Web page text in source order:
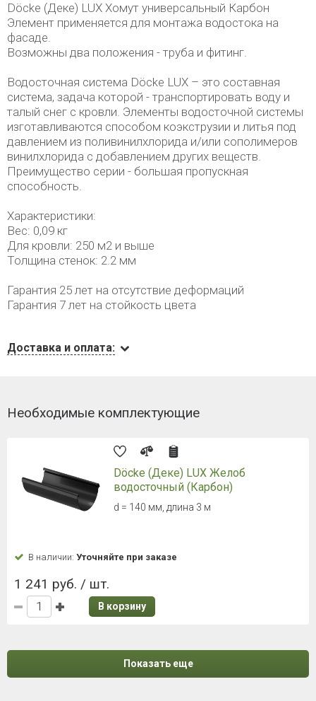
Döcke (Деке) LUX Хомут универсальный Карбон
Элемент применяется для монтажа водостока на
фасаде.
Возможны два положения - труба и фитинг.
Водосточная система Döcke LUX – это составная
система, задача которой - транспортировать воду и
талый снег с кровли. Элементы водосточной системы
изготавливаются способом коэкструзии и литья под
давлением из поливинилхлорида и/или сополимеров
винилхлорида с добавлением других веществ.
Преимущество серии - большая пропускная
способность.
Характеристики:
Вес: 0,09 кг
Для кровли: 250 м2 и выше
Толщина стенок: 2.2 мм
Гарантия 25 лет на отсутствие деформаций
Гарантия 7 лет на стойкость цвета
Доставка и оплата:
Необходимые комплектующие
Döcke (Деке) LUX Желоб
водосточный (Карбон)
d = 140 мм, длина 3 м
В наличии: Уточняйте при заказе
1 241 руб. / шт.
В корзину
Показать еще